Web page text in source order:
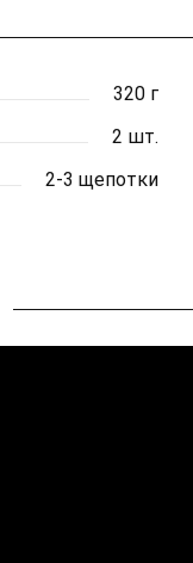
320 г
2 шт.
2-3 щепотки